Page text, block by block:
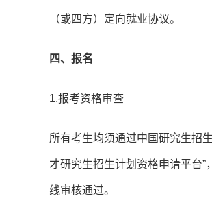
（或四方）定向就业协议。
四、报名
1.报考资格审查
所有考生均须通过中国研究生招
才研究生招生计划资格申请平台
线审核通过。